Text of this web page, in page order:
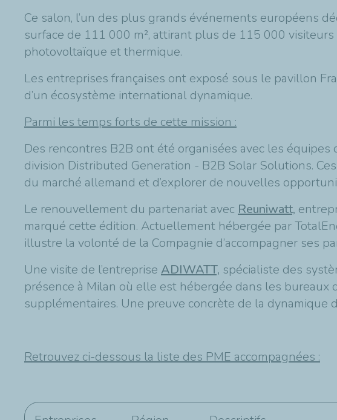
Ce salon, l’un des plus grands événements européens
surface de 111 000 m², attirant plus de 115 000
photovoltaïque et thermique.
Les entreprises françaises ont exposé sous le pavillon
d’un écosystème international dynamique.
Parmi les temps forts de cette mission :
Des rencontres B2B ont été organisées avec les
division Distributed Generation - B2B Solar Solutions.
du marché allemand et d’explorer de nouvelles
Le renouvellement du partenariat avec Reuniwatt,
marqué cette édition. Actuellement hébergée par
illustre la volonté de la Compagnie d’accompagner ses
Une visite de l’entreprise ADIWATT, spécialiste des
présence à Milan où elle est hébergée dans les
supplémentaires. Une preuve concrète de la dynamique
Retrouvez ci-dessous la liste des PME accompagnées :